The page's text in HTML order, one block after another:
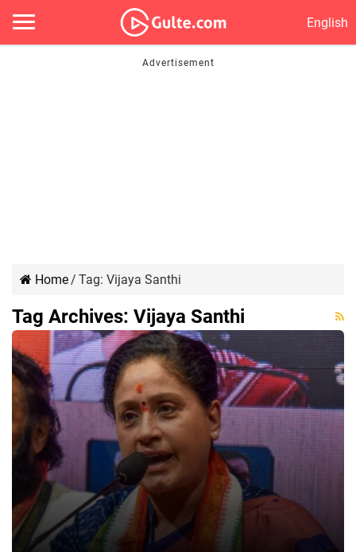
English
Home/ Tag: Vijaya Santhi
Tag Archives: Vijaya Santhi